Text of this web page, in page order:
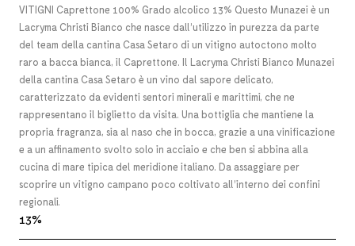
VITIGNI Caprettone 100% Grado alcolico 13% Questo Munazei è un
Lacryma Christi Bianco che nasce dall’utilizzo in purezza da parte
del team della cantina Casa Setaro di un vitigno autoctono molto
raro a bacca bianca, il Caprettone. Il Lacryma Christi Bianco Munazei
della cantina Casa Setaro è un vino dal sapore delicato,
caratterizzato da evidenti sentori minerali e marittimi, che ne
rappresentano il biglietto da visita. Una bottiglia che mantiene la
propria fragranza, sia al naso che in bocca, grazie a una vinificazione
e a un affinamento svolto solo in acciaio e che ben si abbina alla
cucina di mare tipica del meridione italiano. Da assaggiare per
scoprire un vitigno campano poco coltivato all’interno dei confini
regionali.
13%